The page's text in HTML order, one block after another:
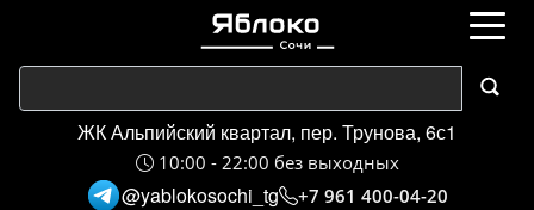
ЖК Альпийский квартал, пер. Трунова, 6с1
10:00 - 22:00 без выходных
@yablokosochi_tg +7 961 400-04-20